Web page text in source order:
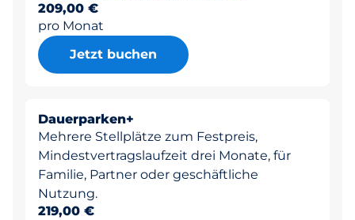
209,00 €
pro Monat
Jetzt buchen
Dauerparken+
Mehrere Stellplätze zum Festpreis,
Mindestvertragslaufzeit drei Monate, für
Familie, Partner oder geschäftliche
Nutzung.
219,00 €